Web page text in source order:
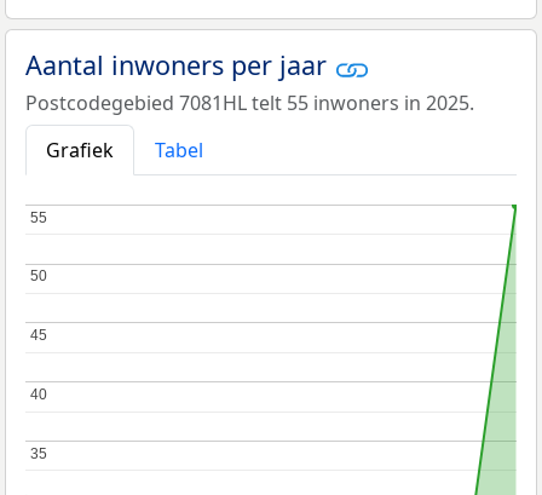
Aantal inwoners per jaar
Postcodegebied 7081HL telt 55 inwoners in 2025.
Grafiek
Tabel
35
35
40
40
45
45
50
50
55
55